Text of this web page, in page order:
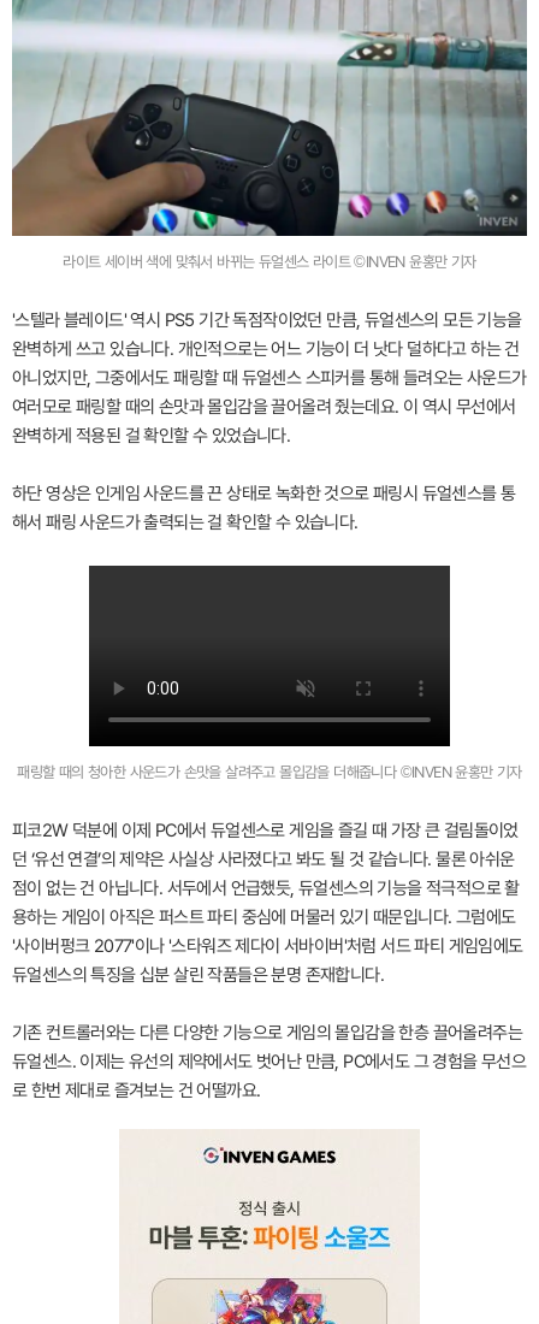
라이트 세이버 색에 맞춰서 바뀌는 듀얼센스 라이트 ©INVEN 윤홍만 기자
'스텔라 블레이드' 역시 PS5 기간 독점작이었던 만큼, 듀얼센스의 모든 기능을
완벽하게 쓰고 있습니다. 개인적으로는 어느 기능이 더 낫다 덜하다고 하는 건
아니었지만, 그중에서도 패링할 때 듀얼센스 스피커를 통해 들려오는 사운드가
여러모로 패링할 때의 손맛과 몰입감을 끌어올려 줬는데요. 이 역시 무선에서
완벽하게 적용된 걸 확인할 수 있었습니다.
하단 영상은 인게임 사운드를 끈 상태로 녹화한 것으로 패링시 듀얼센스를 통
해서 패링 사운드가 출력되는 걸 확인할 수 있습니다.
패링할 때의 청아한 사운드가 손맛을 살려주고 몰입감을 더해줍니다 ©INVEN 윤홍만 기자
피코2W 덕분에 이제 PC에서 듀얼센스로 게임을 즐길 때 가장 큰 걸림돌이었
던 ‘유선 연결’의 제약은 사실상 사라졌다고 봐도 될 것 같습니다. 물론 아쉬운
점이 없는 건 아닙니다. 서두에서 언급했듯, 듀얼센스의 기능을 적극적으로 활
용하는 게임이 아직은 퍼스트 파티 중심에 머물러 있기 때문입니다. 그럼에도
'사이버펑크 2077'이나 '스타워즈 제다이 서바이버'처럼 서드 파티 게임임에도
듀얼센스의 특징을 십분 살린 작품들은 분명 존재합니다.
기존 컨트롤러와는 다른 다양한 기능으로 게임의 몰입감을 한층 끌어올려주는
듀얼센스. 이제는 유선의 제약에서도 벗어난 만큼, PC에서도 그 경험을 무선으
로 한번 제대로 즐겨보는 건 어떨까요.